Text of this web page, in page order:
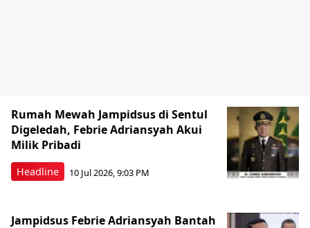
Headline
Rumah Mewah Jampidsus di Sentul
Digeledah, Febrie Adriansyah Akui
Milik Pribadi
10 Jul 2026, 9:03 PM
Jampidsus Febrie Adriansyah Bantah